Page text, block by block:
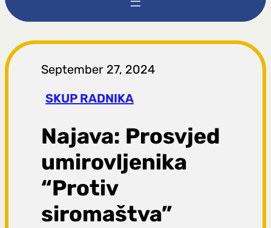
t
r
a
g
a
September 27, 2024
SKUP RADNIKA
Najava: Prosvjed
umirovljenika
“Protiv
siromaštva”